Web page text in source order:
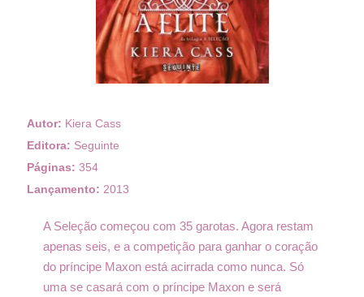
Autor: Kiera Cass
Editora: Seguinte
Páginas: 354
Lançamento: 2013
A Seleção começou com 35 garotas. Agora restam
apenas seis, e a competição para ganhar o coração
do príncipe Maxon está acirrada como nunca. Só
uma se casará com o príncipe Maxon e será